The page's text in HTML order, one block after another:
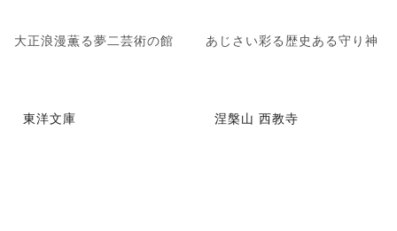
大正浪漫薫る夢二芸術の館 あじさい彩る歴史ある守り神
東洋文庫 涅槃山 西教寺